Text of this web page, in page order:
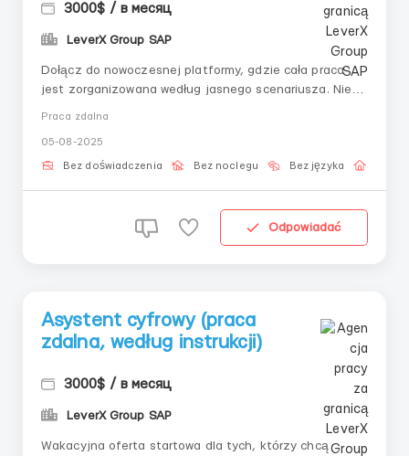
3000$ / в месяц
LeverX Group SAP
Dołącz do nowoczesnej platformy, gdzie cała praca
jest zorganizowana według jasnego scenariusza. Nie
przestrzeganie instrukcji. Doskonała opcja dla tych,
którzy szukają stabilności i zrozumienia kroków. 📌
Praca zdalna
05-08-2025
Bez doświadczenia Bez noclegu Bez języka
Odpowiadać
Asystent cyfrowy (praca
zdalna, według instrukcji)
3000$ / в месяц
LeverX Group SAP
Wakacyjna oferta startowa dla tych, którzy chcą